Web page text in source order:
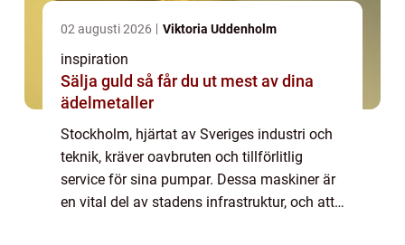
02 augusti 2026 Viktoria Uddenholm
inspiration
Sälja guld så får du ut mest av dina
ädelmetaller
Stockholm, hjärtat av Sveriges industri och
teknik, kräver oavbruten och tillförlitlig
service för sina pumpar. Dessa maskiner är
en vital del av stadens infrastruktur, och att